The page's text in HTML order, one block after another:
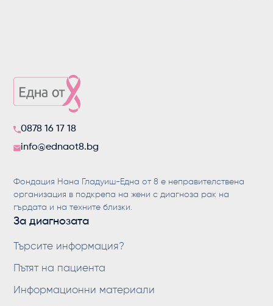
0878 16 17 18
info@ednaot8.bg
Фондация Нана Гладуиш-Една от 8 е неправителствена
организация в подкрепа на жени с диагноза рак на
гърдата и на техните близки.
За диагнозата
Търсите информация?
Пътят на пациента
Информационни материали